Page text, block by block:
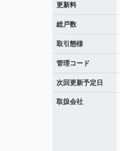
更新料
総戸数
取引態様
管理コード
次回更新予定日
取扱会社